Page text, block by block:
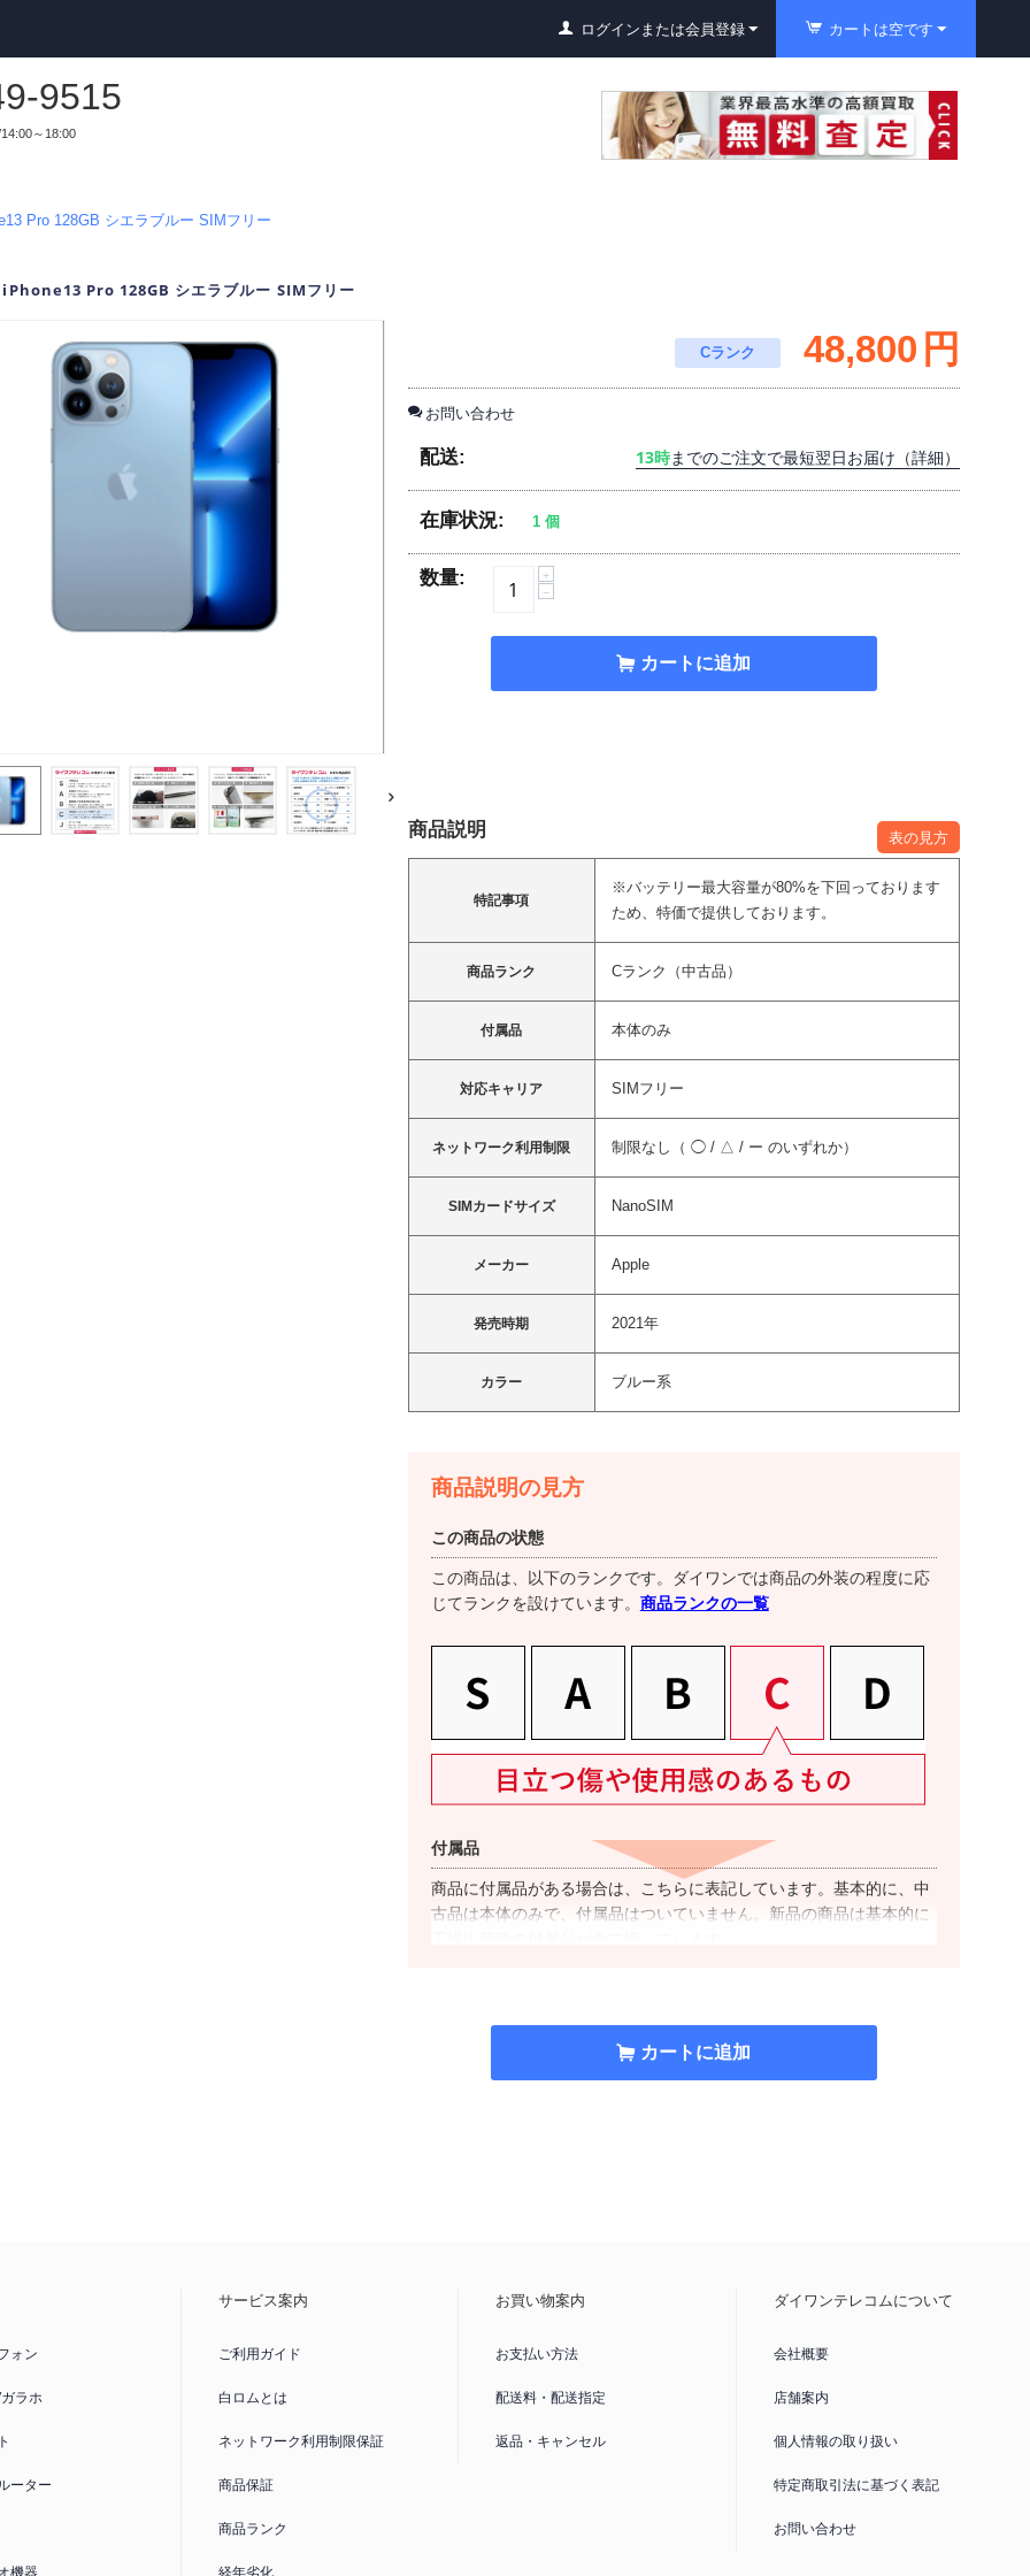
ログインまたは会員登録 カートは空です
9515
～18:00
Pro 128GB シエラブルー SIMフリー
83,800円
iPhone13 Pro 128GB シエラブルー SIMフリー
Cランク 48,800 円
お問い合わせ
配送: 13時までのご注文で最短翌日お届け（詳細）
在庫状況: 1 個
数量:
+
−
カートに追加
商品説明 表の見方
特記事項
※バッテリー最大容量が80%を下回っております
ため、特価で提供しております。
商品ランク Cランク（中古品）
付属品 本体のみ
対応キャリア SIMフリー
ネットワーク利用制限 制限なし（ ◯ / △ / ー のいずれか）
SIMカードサイズ NanoSIM
メーカー Apple
発売時期 2021年
カラー ブルー系
商品説明の見方
この商品の状態
この商品は、以下のランクです。ダイワンでは商品の外装の程度に応
じてランクを設けています。 商品ランクの一覧
付属品
商品に付属品がある場合は、こちらに表記しています。基本的に、中
古品は本体のみで、付属品はついていません。新品の商品は基本的に
商品名に”SIMフリー”と表記した商品は、国内キャリアのSIMカードで
の使用が基本的に可能です。ただし、キャリアやOSのバージョンによ
ご利用できない(もしくは一部機能がご利用いただけない)
線利用の場合は影響を受けません。「○」表示は、端末代支払いが完
SIMカードサイズ
この製品が対応するSIMカードのサイズを表示しています。詳しくは
カートに追加
ォン
ラホ
ーター
機器
サービス案内
ご利用ガイド
白ロムとは
ネットワーク利用制限保証
商品保証
商品ランク
経年劣化
お買い物案内
お支払い方法
配送料・配送指定
返品・キャンセル
ダイワンテレコムについて
会社概要
店舗案内
個人情報の取り扱い
特定商取引法に基づく表記
お問い合わせ